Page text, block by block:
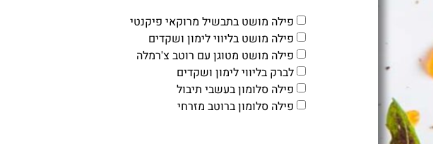
פילה מושט בתבשיל מרוקאי פיקנטי
פילה מושט בליווי לימון ושקדים
פילה מושט מטוגן עם רוטב צ'רמלה
לברק בליווי לימון ושקדים
פילה סלומון בעשבי תיבול
פילה סלומון ברוטב מזרחי